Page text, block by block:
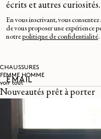
CHAUSSURES
FEMME HOMME
voir tout
Nouveautés prêt à porter
écrits et autres curiosités.
En vous inscrivant, vous
de vous proposer une expérience
notrepolitique de confidentialité.
EMAIL